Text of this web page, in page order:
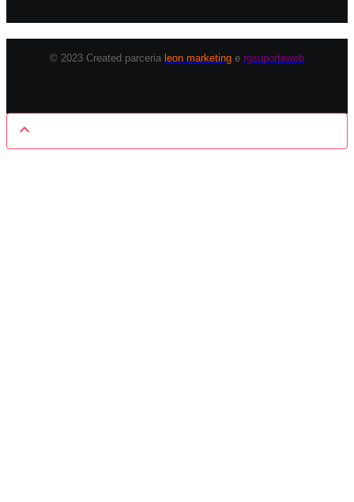
© 2023 Created parceria leon marketing e rgsuporteweb